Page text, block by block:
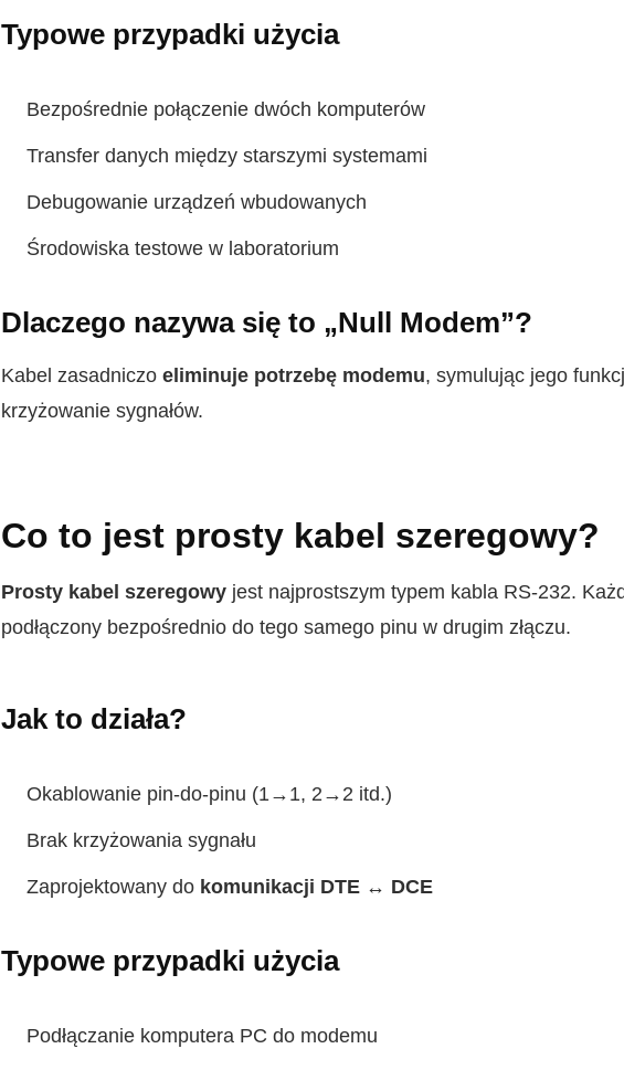
Typowe przypadki użycia
Bezpośrednie połączenie dwóch komputerów
Transfer danych między starszymi systemami
Debugowanie urządzeń wbudowanych
Środowiska testowe w laboratorium
Dlaczego nazywa się to „Null Modem”?
Kabel zasadniczo eliminuje potrzebę modemu, symulując jego
krzyżowanie sygnałów.
Co to jest prosty kabel szeregowy?
Prosty kabel szeregowy jest najprostszym typem kabla RS-232.
podłączony bezpośrednio do tego samego pinu w drugim złączu.
Jak to działa?
Okablowanie pin-do-pinu (1→1, 2→2 itd.)
Brak krzyżowania sygnału
Zaprojektowany do komunikacji DTE ↔ DCE
Typowe przypadki użycia
Podłączanie komputera PC do modemu